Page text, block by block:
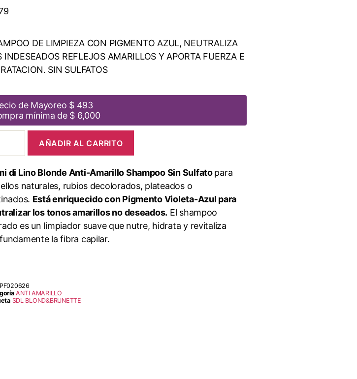
DE LIMPIEZA CON PIGMENTO AZUL, NEUTRALIZA
INDESEADOS REFLEJOS AMARILLOS Y APORTA FUERZA E
SIN SULFATOS
de Mayoreo $ 493
mínima de $ 6,000
AÑADIR AL CARRITO
di Lino Blonde Anti-Amarillo Shampoo Sin Sulfatopara
naturales, rubios decolorados, plateados o
Está enriquecido con Pigmento Violeta-Azul para
los tonos amarillos no deseados. El shampoo
es un limpiador suave que nutre, hidrata y revitaliza
la fibra capilar.
PF020626
ANTI AMARILLO
SDL BLOND&BRUNETTE